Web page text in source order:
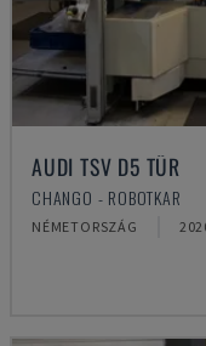
AUDI TSV D5 TÜR
CHANGO - ROBOTKAR
NÉMETORSZÁG